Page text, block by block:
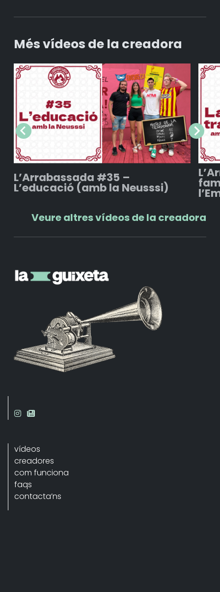
Més vídeos de la creadora
Veure altres vídeos de la creadora
L’Arrabassada #35 –
L’educació (amb la Neusssi)
vídeos
creadores
com funciona
faqs
contacta’ns